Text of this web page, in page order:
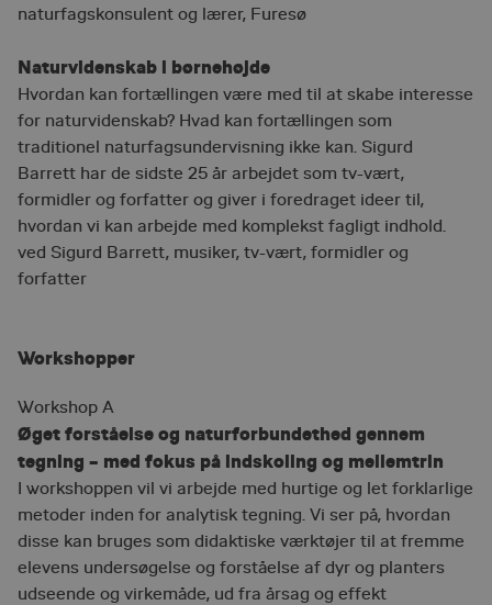
naturfagskonsulent og lærer, Furesø
Naturvidenskab i børnehøjde
Hvordan kan fortællingen være med til at skabe interesse
for naturvidenskab? Hvad kan fortællingen som
traditionel naturfagsundervisning ikke kan. Sigurd
Barrett har de sidste 25 år arbejdet som tv-vært,
formidler og forfatter og giver i foredraget ideer til,
hvordan vi kan arbejde med komplekst fagligt indhold.
ved Sigurd Barrett, musiker, tv-vært, formidler og
forfatter
Workshopper
Workshop A
Øget forståelse og naturforbundethed gennem
tegning – med fokus på indskoling og mellemtrin
I workshoppen vil vi arbejde med hurtige og let forklarlige
metoder inden for analytisk tegning. Vi ser på, hvordan
disse kan bruges som didaktiske værktøjer til at fremme
elevens undersøgelse og forståelse af dyr og planters
udseende og virkemåde, ud fra årsag og effekt